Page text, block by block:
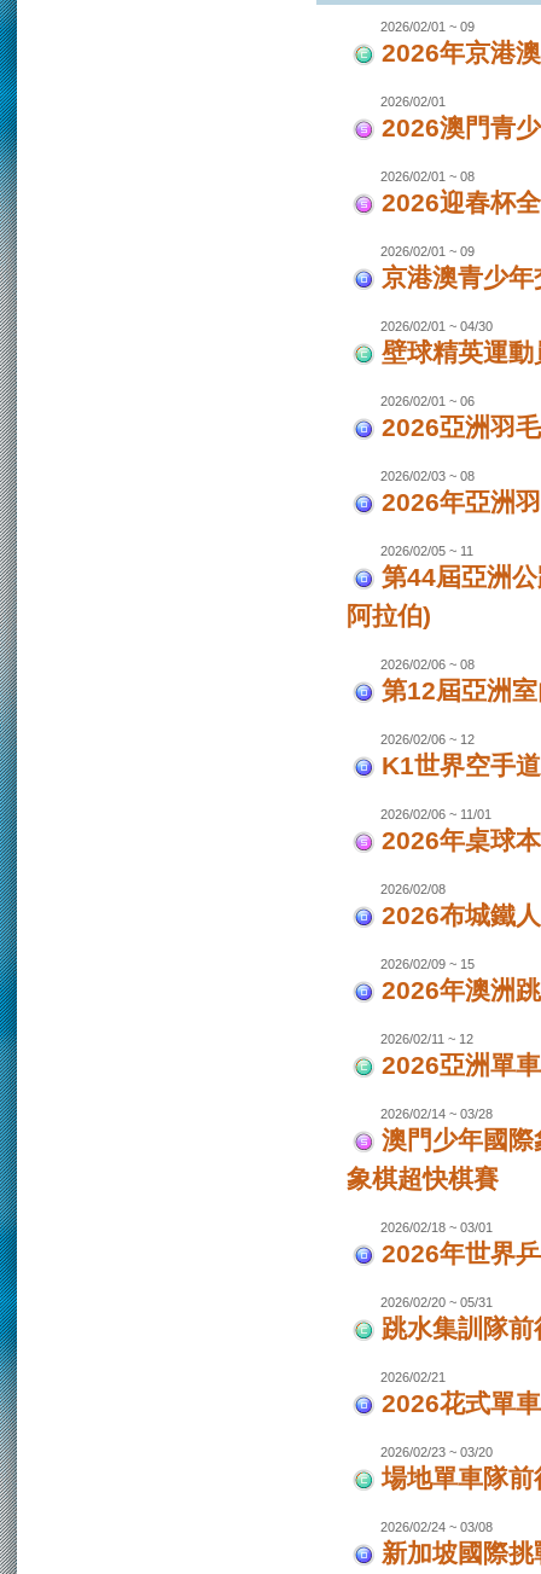
2026/02/01 ~ 09
2026年京港
2026/02/01
2026澳門青
2026/02/01 ~ 08
2026迎春杯
2026/02/01 ~ 09
京港澳青少
2026/02/01 ~ 04/30
壁球精英運
2026/02/01 ~ 06
2026亞洲羽
2026/02/03 ~ 08
2026年亞洲
2026/02/05 ~ 11
第44屆亞洲
阿拉伯)
2026/02/06 ~ 08
第12屆亞洲
2026/02/06 ~ 12
K1世界空手
2026/02/06 ~ 11/01
2026年桌球
2026/02/08
2026布城鐵
2026/02/09 ~ 15
2026年澳洲
2026/02/11 ~ 12
2026亞洲單
2026/02/14 ~ 03/28
澳門少年國
象棋超快棋賽
2026/02/18 ~ 03/01
2026年世界
2026/02/20 ~ 05/31
跳水集訓隊
2026/02/21
2026花式單
2026/02/23 ~ 03/20
場地單車隊
2026/02/24 ~ 03/08
新加坡國際